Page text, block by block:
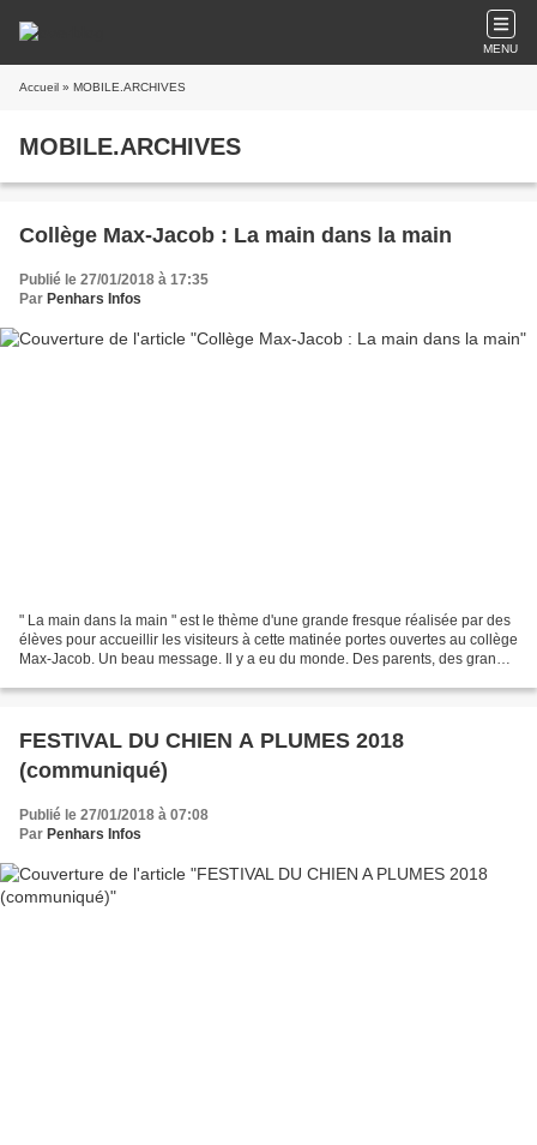
MENU
Accueil » MOBILE.ARCHIVES
MOBILE.ARCHIVES
Collège Max-Jacob : La main dans la main
Publié le 27/01/2018 à 17:35
Par Penhars Infos
" La main dans la main " est le thème d'une grande fresque réalisée par des
élèves pour accueillir les visiteurs à cette matinée portes ouvertes au collège
Max-Jacob. Un beau message. Il y a eu du monde. Des parents, des grands-
FESTIVAL DU CHIEN A PLUMES 2018
(communiqué)
Publié le 27/01/2018 à 07:08
Par Penhars Infos